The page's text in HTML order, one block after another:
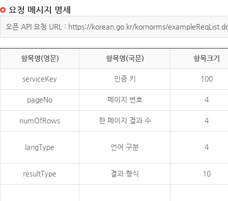
요청 메시지 명세
오픈 API 요청 URL : https://korean.go.kr/kornorms/
항목명(영문) 항목명(국문) 항목크기
serviceKey 인증 키 100
pageNo 페이지 번호 4
numOfRows 한 페이지 결과 수 4
langType 언어 구분 4
resultType 결과 형식 10